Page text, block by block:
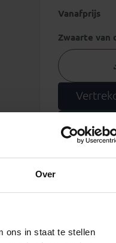
Over
ons in staat te stellen
Vanafprijs
Zwaarte van
17 okt